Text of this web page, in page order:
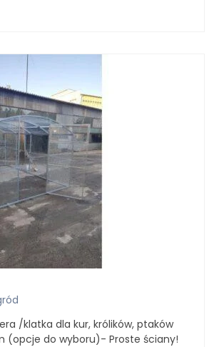
/klatka dla kur, królików, ptaków
(opcje do wyboru)- Proste ściany!